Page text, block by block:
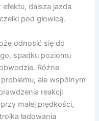
dalsza jazda
pod głowicą.
odnosić się do
spadku poziomu
Różne
ale wspólnym
reakcji
małej prędkości,
ładowania